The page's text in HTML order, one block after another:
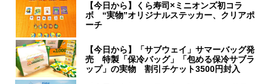
【今日から】くら寿司×ミニオンズ初コラ
ボ “実物”オリジナルステッカー、クリアポ
ーチ
【今日から】「サブウェイ」サマーバッグ発
売 特製「保冷バッグ」「包める保冷サブラ
ップ」の実物 割引チケット3500円封入